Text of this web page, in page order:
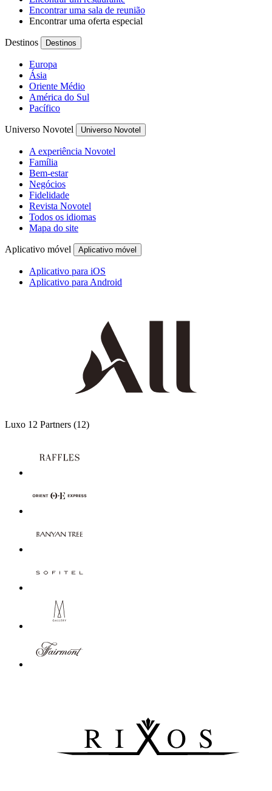
Encontrar uma sala de reunião
Encontrar uma oferta especial
Destinos Destinos
Europa
Ásia
Oriente Médio
América do Sul
Pacífico
Universo Novotel Universo Novotel
A experiência Novotel
Família
Bem-estar
Negócios
Fidelidade
Revista Novotel
Todos os idiomas
Mapa do site
Aplicativo móvel Aplicativo móvel
Aplicativo para iOS
Aplicativo para Android
Luxo 12 Partners (12)